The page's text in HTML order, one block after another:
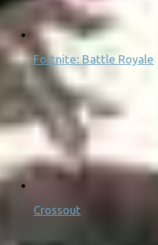
Fortnite: Battle Royale
Crossout